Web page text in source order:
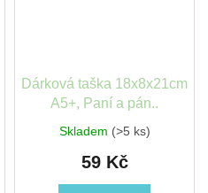
Dárková taška 18x8x21cm
A5+, Paní a pán..
Skladem (>5 ks)
59 Kč